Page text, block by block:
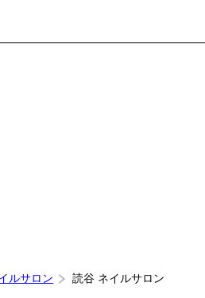
ルサロン 読谷 ネイルサロン